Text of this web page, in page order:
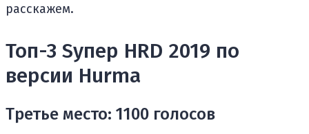
расскажем.
Топ-3 Sупер HRD 2019 по
версии Hurma
Третье место: 1100 голосов